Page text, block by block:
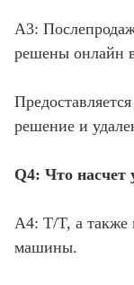
A3:
решены онлайн
решение и
Q4: Что насчет
A4: T/T, а также
машины.